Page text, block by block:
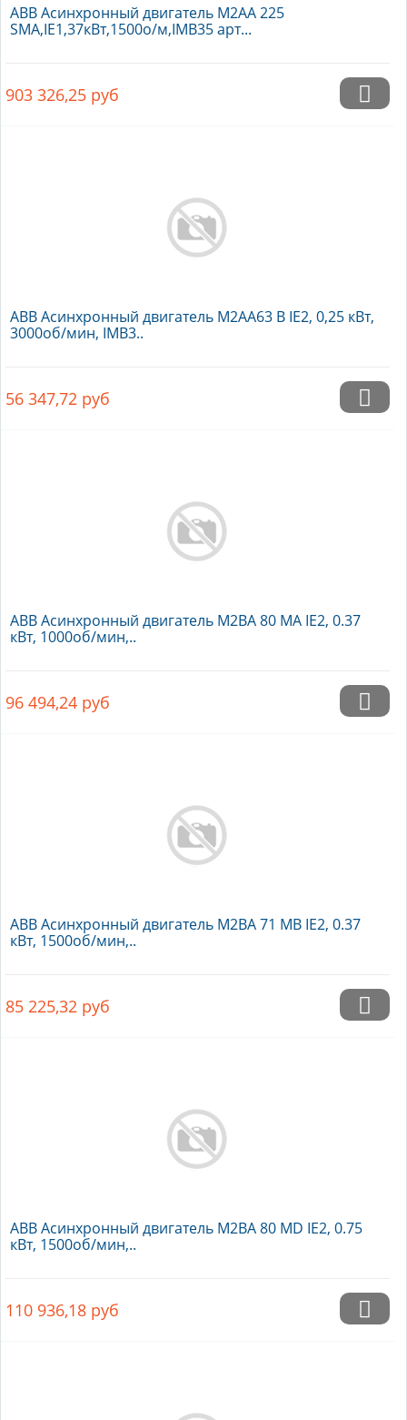
ABB Асинхронный двигатель M2AA 225
SMA,IE1,37кВт,1500о/м,IMB35 арт...
903 326,25 руб
ABB Асинхронный двигатель M2AA63 B IE2, 0,25 кВт,
3000об/мин, IMB3..
56 347,72 руб
ABB Асинхронный двигатель M2BA 80 MA IE2, 0.37
кВт, 1000об/мин,..
96 494,24 руб
ABB Асинхронный двигатель M2BA 71 MB IE2, 0.37
кВт, 1500об/мин,..
85 225,32 руб
ABB Асинхронный двигатель M2BA 80 MD IE2, 0.75
кВт, 1500об/мин,..
110 936,18 руб